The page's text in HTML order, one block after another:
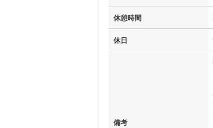
休憩時間
休日
備考